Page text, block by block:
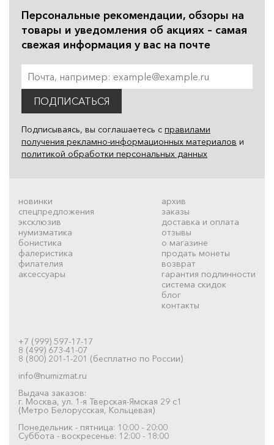
Персональные рекомендации, обзоры на
товары и уведомления об акциях – самая
свежая информация у вас на почте
ПОДПИСАТЬСЯ
Подписываясь, вы соглашаетесь с правилами
получения рекламно-информационных материалов и
политикой обработки персональных данных
новинки
спецпредложения
эксклюзив
нумизматика
бонистика
фалеристика
филателия
аксессуары
архив
заказы
доставка и оплата
отзывы
о магазине
продать монеты
возврат
гарантия подлинности
система скидок
блог
контакты
+7 (999) 597-17-17
8 (499) 673-41-07
8 (800) 201-1-201 (бесплатно по России)
info@numizmat.ru
Выдача заказов:
г. Москва, ул. 1-я Тверская-Ямская 29 с1
(Метро Белорусская, Кольцевая)
Понедельник - пятница: 10:00 - 20:00
Суббота - воскресенье: 12:00 - 18:00